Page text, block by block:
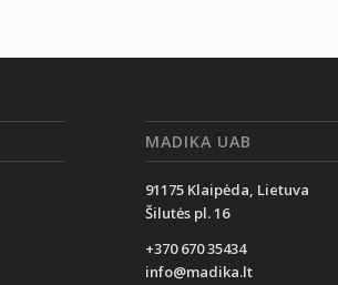
MADIKA UAB
91175 Klaipėda, Lietuva
Šilutės pl. 16
+370 670 35434
info@madika.lt